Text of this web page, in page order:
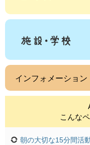
インフォメーション
こんな
朝の大切な15分間活